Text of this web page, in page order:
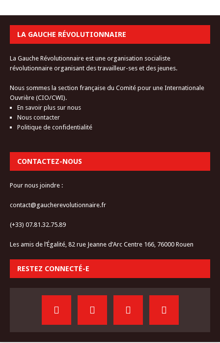
LA GAUCHE RÉVOLUTIONNAIRE
La Gauche Révolutionnaire est une organisation socialiste
révolutionnaire organisant des travailleur-ses et des jeunes.
Nous sommes la section française du Comité pour une Internationale
Ouvrière (CIO/CWI).
En savoir plus sur nous
Nous contacter
Politique de confidentialité
CONTACTEZ-NOUS
Pour nous joindre :
contact@gaucherevolutionnaire.fr
(+33) 07.81.32.75.89
Les amis de l’Égalité, 82 rue Jeanne d’Arc Centre 166, 76000 Rouen
RESTEZ CONNECTÉ-E